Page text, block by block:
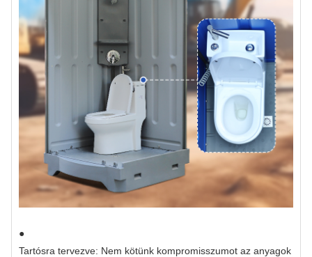
●
Tartósra tervezve: Nem kötünk kompromisszumot az anyagok